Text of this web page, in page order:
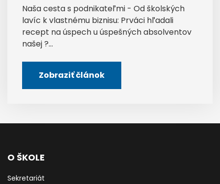
Naša cesta s podnikateľmi - Od školských
lavíc k vlastnému biznisu: Prváci hľadali
recept na úspech u úspešných absolventov
našej ?...
Zobraziť článok
O ŠKOLE
Sekretariát